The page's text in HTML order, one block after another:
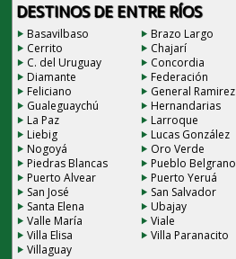
DESTINOS DE ENTRE RÍOS
Basavilbaso Brazo Largo
Cerrito
Chajarí
C. del Uruguay
Concordia
Diamante
Federación
Feliciano
General Ramirez
Gualeguaychú
Hernandarias
La Paz
Larroque
Liebig
Lucas González
Nogoyá
Oro Verde
Piedras Blancas
Pueblo Belgrano
Puerto Alvear
Puerto Yeruá
San José
San Salvador
Santa Elena
Ubajay
Valle María
Viale
Villa Elisa
Villa Paranacito
Villaguay